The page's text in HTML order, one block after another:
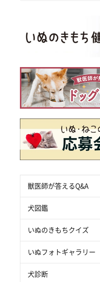
獣医師が答えるQ&A
犬図鑑
いぬのきもちクイズ
いぬフォトギャラリー
犬診断